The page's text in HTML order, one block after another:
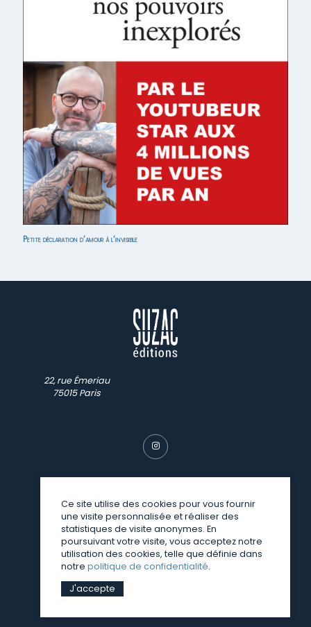
Petite déclaration d’amour à l’invisible
22, rue Émeriau
75015 Paris
© SUZAC 2026
une réalisation Sitedit
Ce site utilise des cookies pour vous fournir
une visite personnalisée et réaliser des
statistiques de visite anonymes. En
poursuivant votre visite, vous acceptez notre
utilisation des cookies, telle que définie dans
notre politique de confidentialité.
J'accepte